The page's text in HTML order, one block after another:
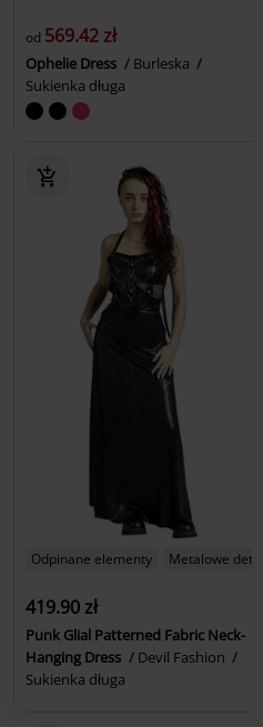
od 569.42 zł
Ophelie Dress
Burleska
Sukienka długa
Odpinane elementy Metalowe
419.90 zł
Punk Glial Patterned Fabric Neck-
Hanging Dress
Devil Fashion
Sukienka długa